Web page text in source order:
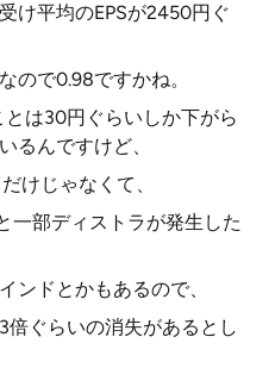
け平均のEPSが2450円ぐ
ので0.98ですかね。
は30円ぐらいしか下がら
るんですけど、
けじゃなくて、
一部ディストラが発生した
ンドとかもあるので、
ぐらいの消失があるとし